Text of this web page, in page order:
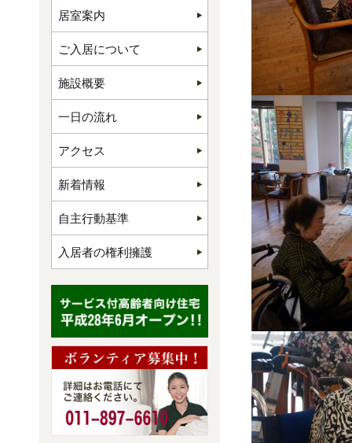
居室案内
ご入居について
施設概要
一日の流れ
アクセス
新着情報
自主行動基準
入居者の権利擁護